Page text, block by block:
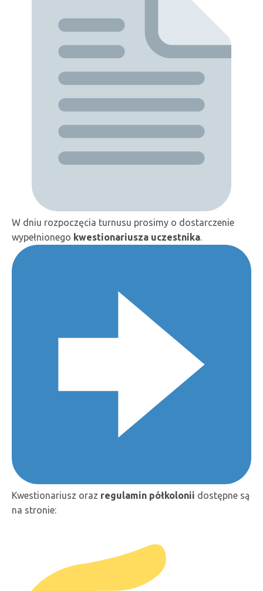
W dniu rozpoczęcia turnusu prosimy o dostarczenie
wypełnionego kwestionariusza uczestnika.
Kwestionariusz oraz regulamin półkolonii dostępne są
na stronie: